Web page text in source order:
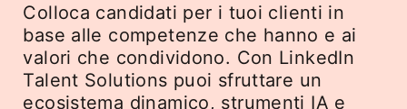
Colloca candidati per i tuoi clienti in
base alle competenze che hanno e ai
valori che condividono. Con LinkedIn
Talent Solutions puoi sfruttare un
ecosistema dinamico, strumenti IA e